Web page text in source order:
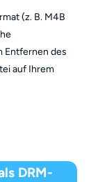
(z. B. M4B
Entfernen des
auf Ihrem
DRM-